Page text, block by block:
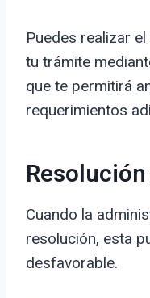
Puedes realizar
tu trámite
que te permitirá
requerimientos
Cuando la
resolución, esta
desfavorable.